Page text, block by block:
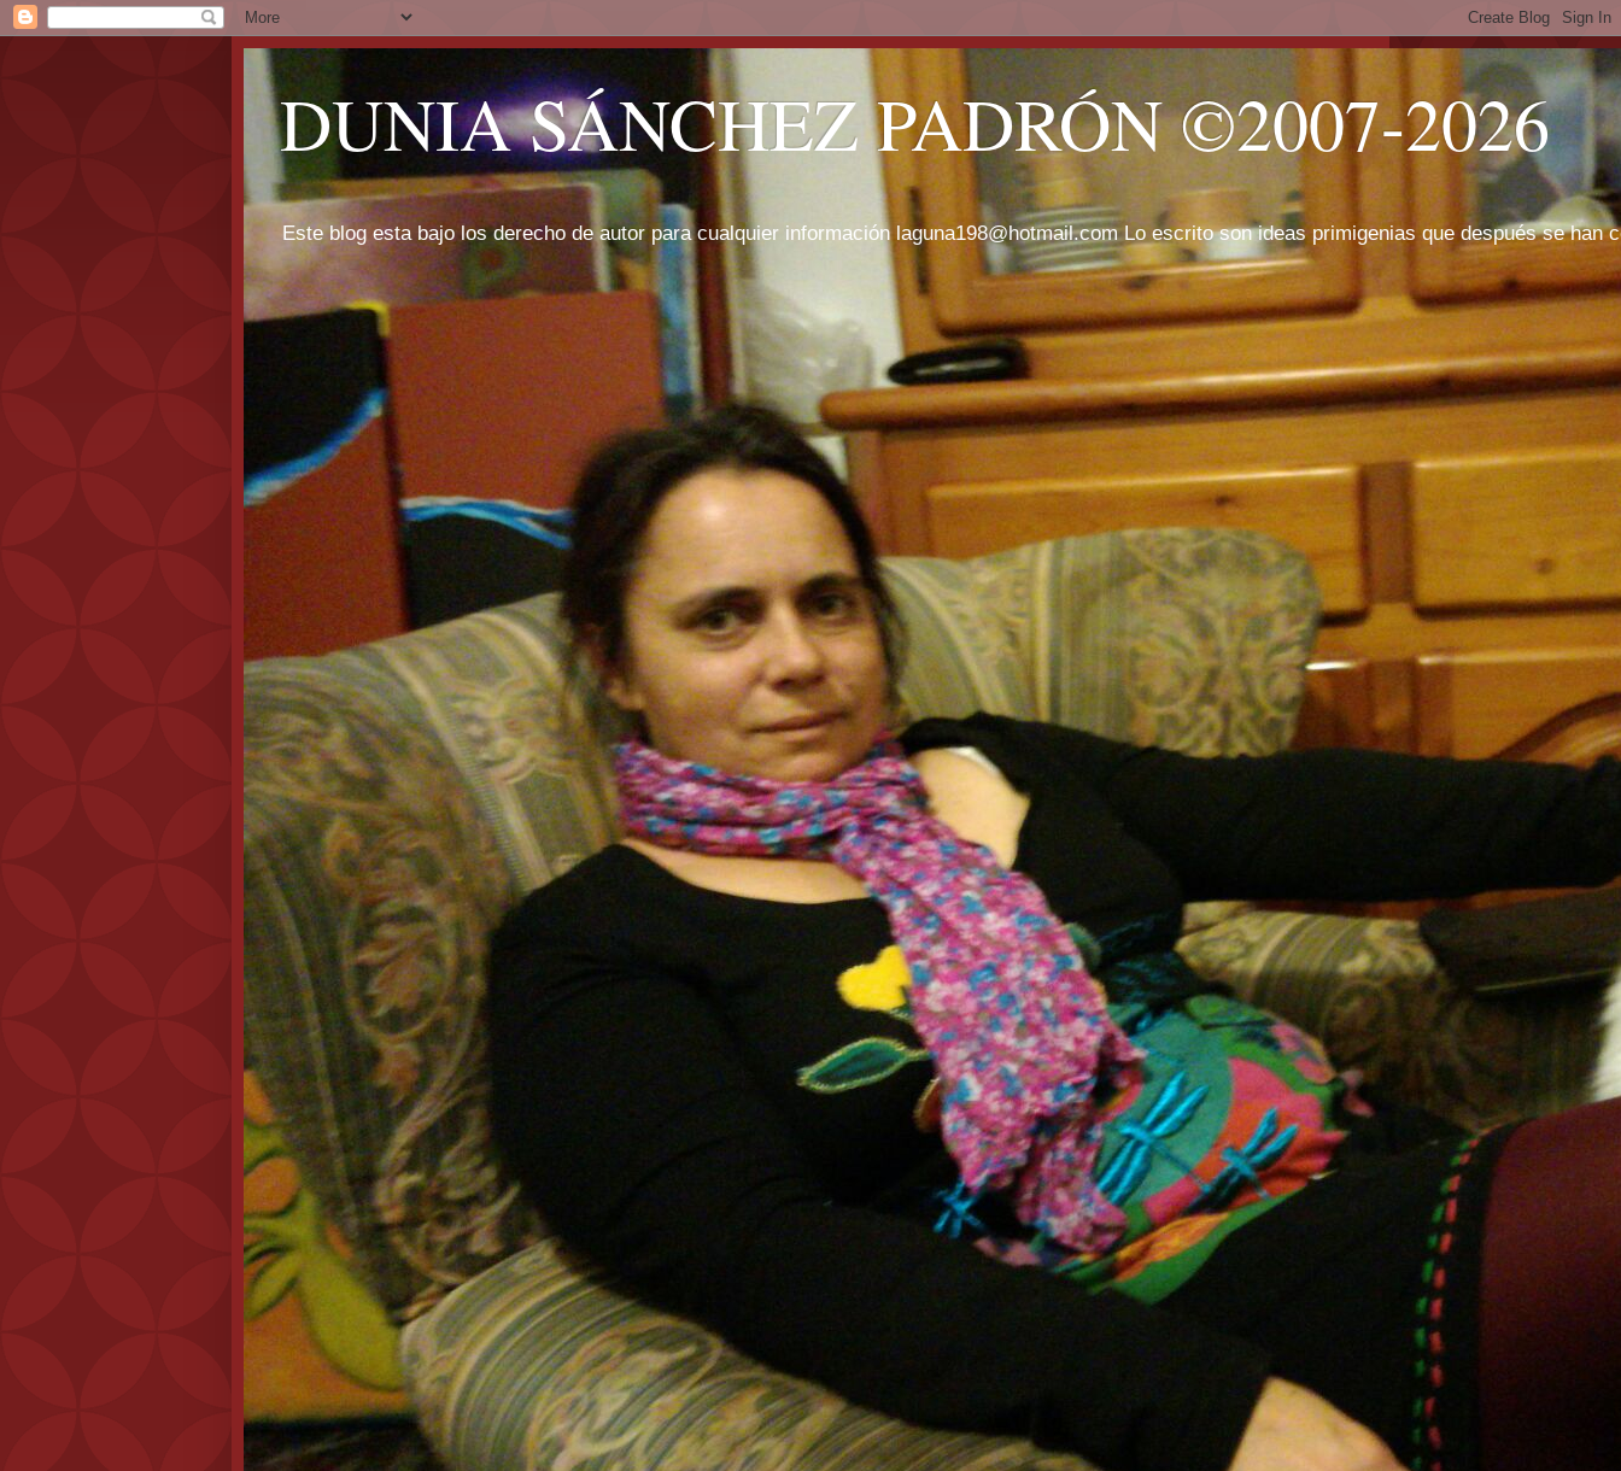
DUNIA SÁNCHEZ PADRÓN ©2007-2026
Este blog esta bajo los derecho de autor para cualquier información laguna198@hotmail.com Lo escrito son ideas primigenias que después se han